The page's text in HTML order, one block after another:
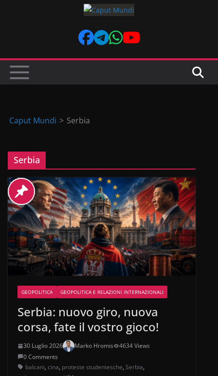
Caput Mundi > Serbia
Serbia
GEOPOLITICA GEOPOLITICA E RELAZIONI INTERNAZIONALI
Serbia: nuovo giro, nuova
corsa, fate il vostro gioco!
30 Luglio 2026 Marko Hromis
4634 Views
0 Comments
balcani, cina, proteste studentesche, Serbia,